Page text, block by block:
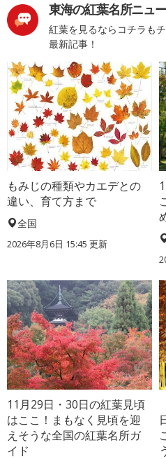
東海の紅葉名所ニュ
紅葉を見るならコチラも
最新記事！
もみじの種類やカエデとの
違い、育て方まで
全国
2026年8月6日 15:45 更新
11月29日・30日の紅葉見頃
はここ！まもなく見頃を迎
えそうな全国の紅葉名所ガ
イド